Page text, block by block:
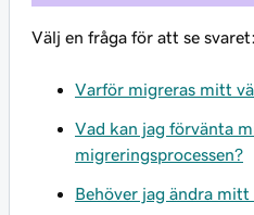
Välj en fråga för att se svaret:
Varför migreras mitt
Vad kan jag förvänta
migreringsprocessen?
Behöver jag ändra